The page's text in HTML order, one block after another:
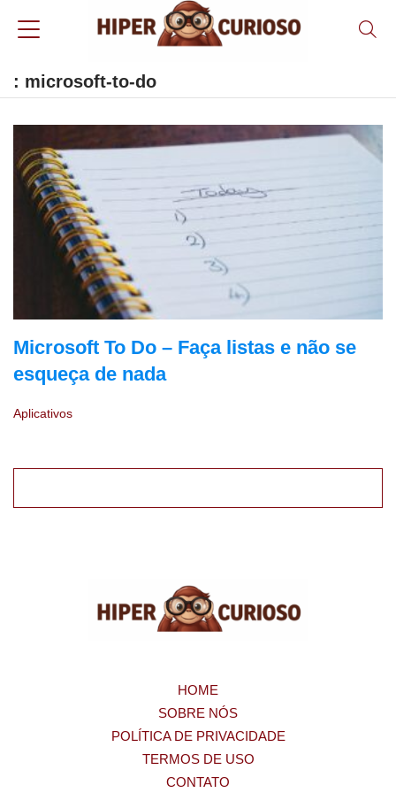
: microsoft-to-do
Microsoft To Do – Faça listas e não se
esqueça de nada
Aplicativos
HOME
SOBRE NÓS
POLÍTICA DE PRIVACIDADE
TERMOS DE USO
CONTATO